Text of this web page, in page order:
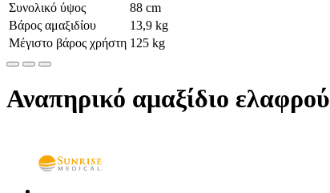
Συνολικό ύψος
88 cm
Βάρος αμαξιδίου
13,9 kg
Μέγιστο βάρος χρήστη 125 kg
Αναπηρικό αμαξίδιο